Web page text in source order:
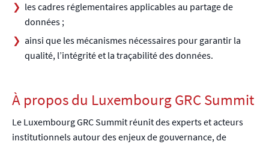
les cadres réglementaires applicables au partage de
données ;
ainsi que les mécanismes nécessaires pour garantir la
qualité, l’intégrité et la traçabilité des données.
À propos du Luxembourg GRC Summit
Le Luxembourg GRC Summit réunit des experts et acteurs
institutionnels autour des enjeux de gouvernance, de